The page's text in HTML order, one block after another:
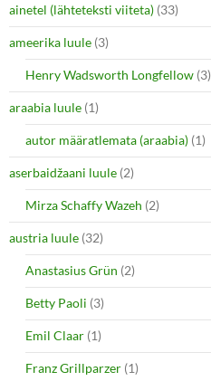
t
t
e
r
(
O
p
e
n
n
n
w
w
i
n
d
o
)
e
b
o
o
k
(
O
p
e
n
i
n
n
e
w
w
i
n
d
w
)
ainetel (lähteteksti viiteta) (33)
ameerika luule (3)
Henry Wadsworth Longfellow (3)
araabia luule (1)
autor määratlemata (araabia) (1)
aserbaidžaani luule (2)
Mirza Schaffy Wazeh (2)
austria luule (32)
Anastasius Grün (2)
Betty Paoli (3)
Emil Claar (1)
Franz Grillparzer (1)